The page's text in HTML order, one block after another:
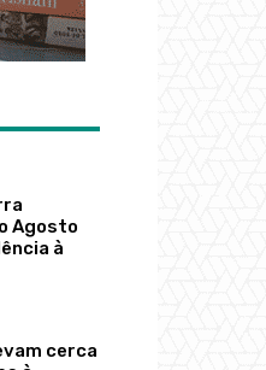
Agosto
à
cerca